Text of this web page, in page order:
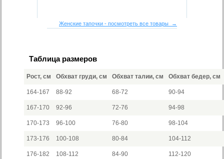
Женские тапочки - посмотреть все товары →
Таблица размеров
Рост, см Обхват груди, см Обхват талии, см Обхват бедер, см
164-167 88-92 68-72 90-94
167-170 92-96 72-76 94-98
170-173 96-100 76-80 98-104
173-176 100-108 80-84 104-112
176-182 108-112 84-90 112-120